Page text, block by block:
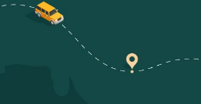
Кемпинг по следующим
автотуризм, автопутешествия,
боровск, кемпинги
вкемпинге, поиск кемпингов,